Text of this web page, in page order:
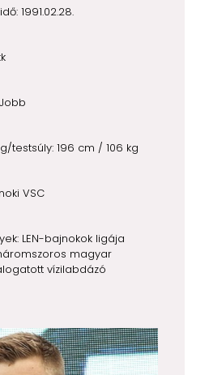
1991.02.28.
testsúly: 196 cm / 106 kg
VSC
LEN-bajnokok ligája
magyar
vízilabdázó